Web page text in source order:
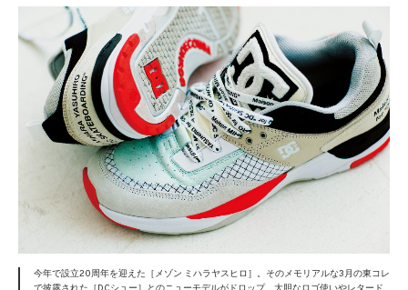
今年で設立20周年を迎えた［メゾン ミハラヤスヒロ］。そのメモリアルな3月の東コレ